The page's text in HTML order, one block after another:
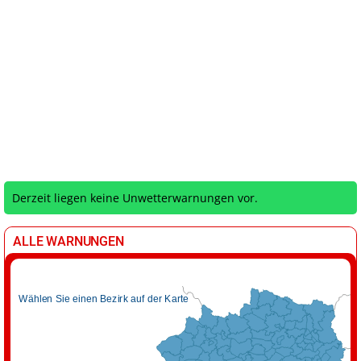
Derzeit liegen keine Unwetterwarnungen vor.
ALLE WARNUNGEN
Wählen Sie einen Bezirk auf der Karte